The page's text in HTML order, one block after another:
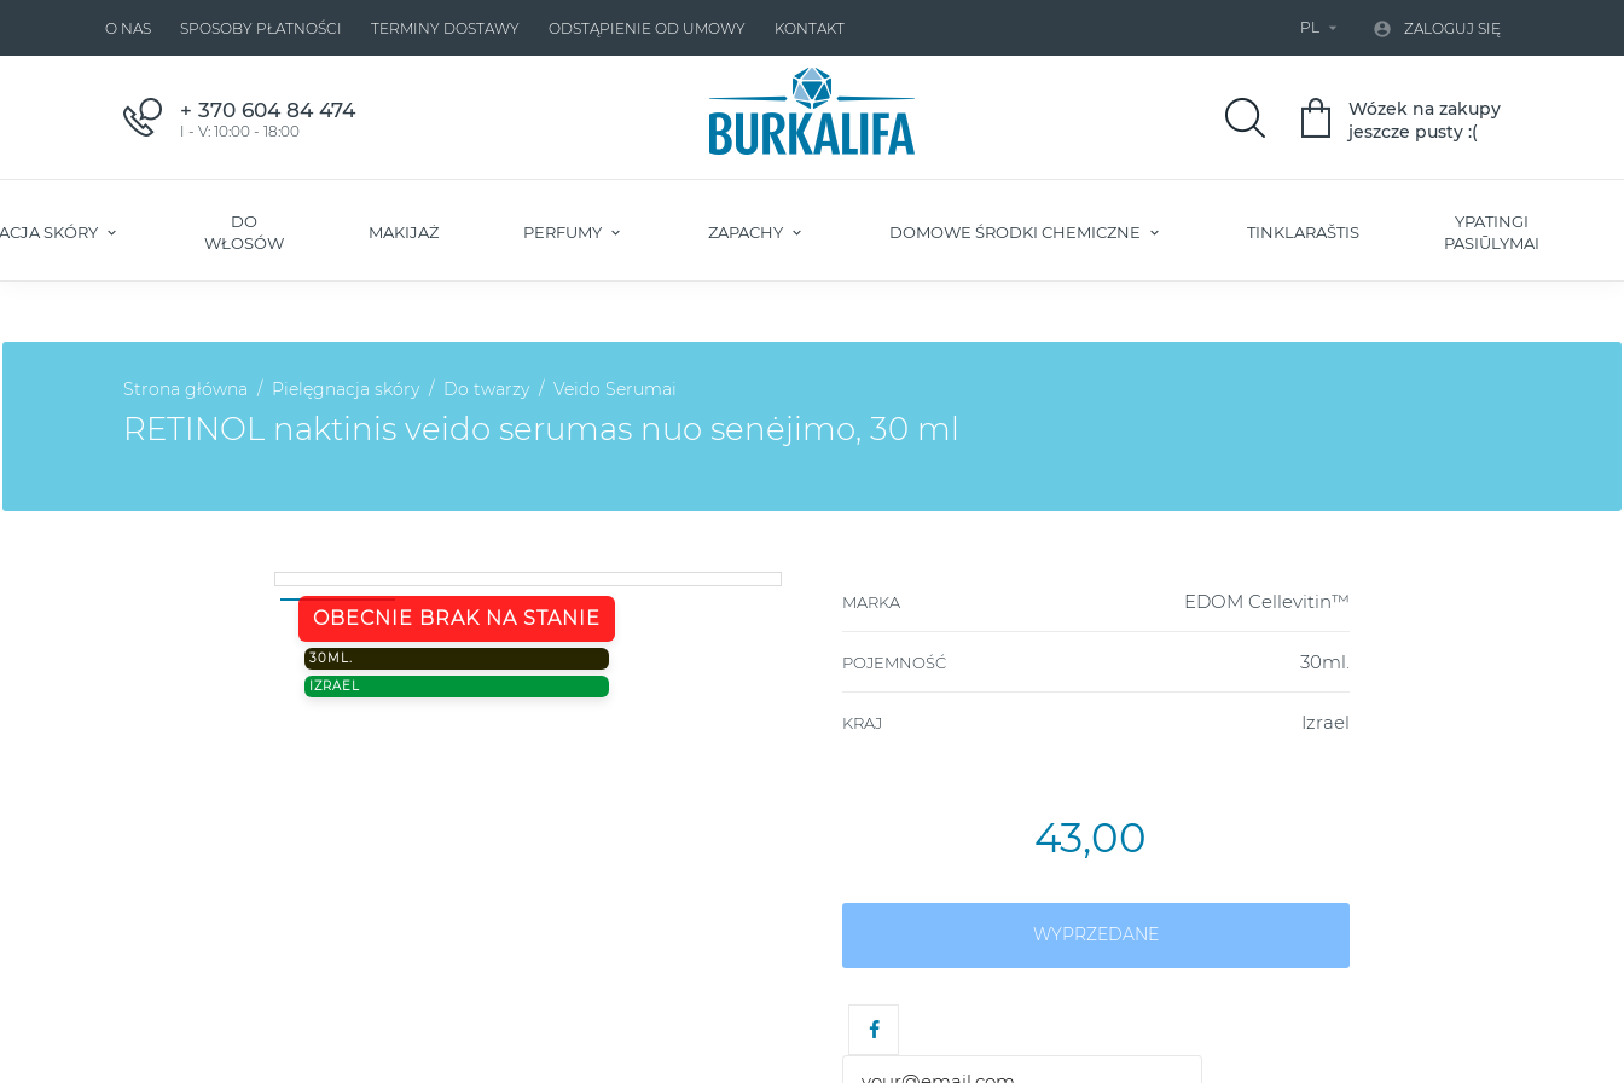
O NAS SPOSOBY PŁATNOŚCI TERMINY DOSTAWY ODSTĄPIENIE OD UMOWY KONTAKT PL   ZALOGUJ SIĘ
+ 370 604 84 474
I - V: 10:00 - 18:00
Wózek na zakupy
jeszcze pusty :(
SKÓRY
DO
WŁOSÓW
MAKIJAŻ PERFUMY ZAPACHY DOMOWE ŚRODKI CHEMICZNE TINKLARAŠTIS
YPATINGI
PASIŪLYMAI
Strona główna Pielęgnacja skóry Do twarzy Veido Serumai
RETINOL naktinis veido serumas nuo senėjimo, 30 ml
OBECNIE BRAK NA STANIE
30ML.
IZRAEL
MARKA EDOM Cellevitin™
POJEMNOŚĆ 30ml.
KRAJ Izrael
43,00
WYPRZEDANE